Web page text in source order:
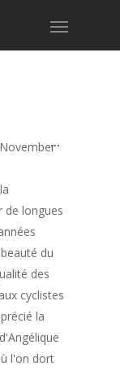
de longues
du
des
cyclistes
la
l'on dort
...